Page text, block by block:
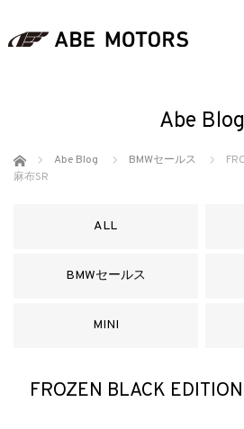
Abe Blog
ホーム Abe Blog BMWセールス
麻布SR
ALL
BMWセールス
MINI
FROZEN BLACK